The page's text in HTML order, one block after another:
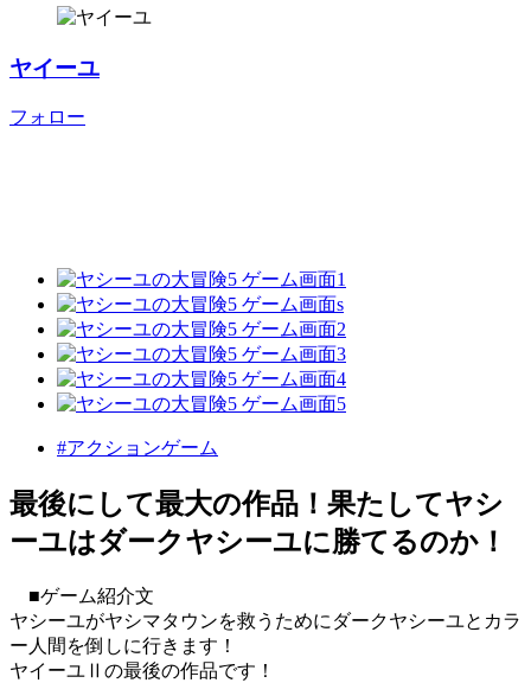
ヤイーユ
フォロー
#アクションゲーム
最後にして最大の作品！果たしてヤシ
ーユはダークヤシーユに勝てるのか！
■ゲーム紹介文
ヤシーユがヤシマタウンを救うためにダークヤシーユとカラ
ー人間を倒しに行きます！
ヤイーユⅡの最後の作品です！